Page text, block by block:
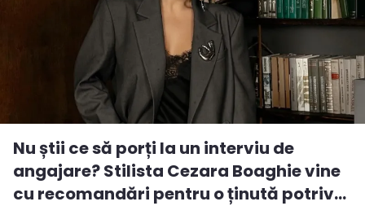
Nu știi ce să porți la un interviu de
angajare? Stilista Cezara Boaghie vine
cu recomandări pentru o ținută potriv...